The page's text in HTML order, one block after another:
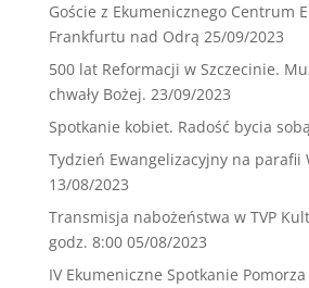
Goście z Ekumenicznego Centrum
Frankfurtu nad Odrą 25/09/2023
500 lat Reformacji w Szczecinie.
chwały Bożej. 23/09/2023
Spotkanie kobiet. Radość bycia
Tydzień Ewangelizacyjny na parafii
13/08/2023
Transmisja nabożeństwa w TVP
godz. 8:00 05/08/2023
IV Ekumeniczne Spotkanie